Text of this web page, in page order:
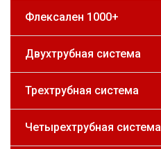
Флексален 1000+
Двухтрубная система
Трехтрубная система
Четырехтрубная система